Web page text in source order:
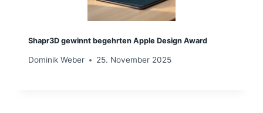
Shapr3D gewinnt begehrten Apple Design Award
Dominik Weber 25. November 2025